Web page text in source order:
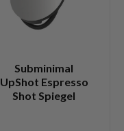
Subminimal
UpShot Espresso
Shot Spiegel